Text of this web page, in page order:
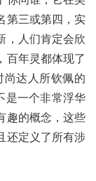
第三或第四，实
，人们肯定会欣
百年灵都体现了
尚达人所钦佩的
是一个非常浮华
趣的概念，这些
还定义了所有涉